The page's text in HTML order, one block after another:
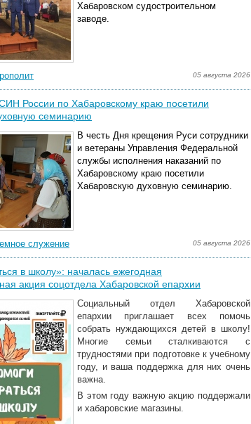
Хабаровском судостроительном
заводе.
05 августа 2026
России по Хабаровскому краю посетили
семинарию
В честь Дня крещения Руси сотрудники
и ветераны Управления Федеральной
службы исполнения наказаний по
Хабаровскому краю посетили
Хабаровскую духовную семинарию.
05 августа 2026
служение
в школу»: началась ежегодная
акция соцотдела Хабаровской епархии
Социальный отдел Хабаровской
епархии приглашает всех помочь
собрать нуждающихся детей в школу!
Многие семьи сталкиваются с
трудностями при подготовке к учебному
году, и ваша поддержка для них очень
важна.
В этом году важную акцию поддержали
и хабаровские магазины.